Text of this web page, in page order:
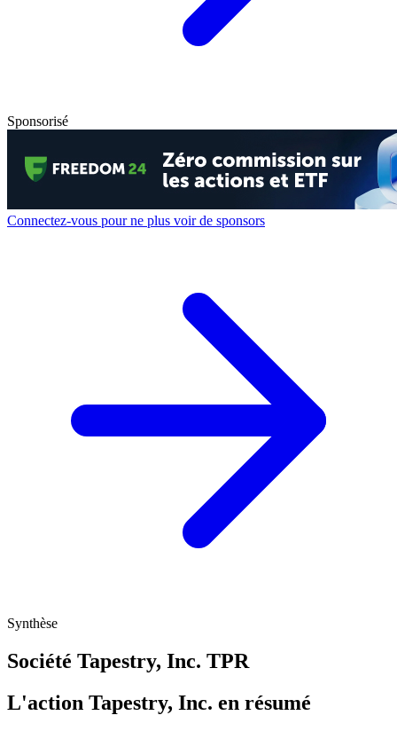
Sponsorisé
Connectez-vous pour ne plus voir de sponsors
Synthèse
Société Tapestry, Inc. TPR
L'action Tapestry, Inc. en résumé